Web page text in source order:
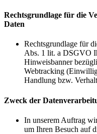
Rechtsgrundlage für die
Daten
Rechtsgrundlage für
Abs. 1 lit. a DSGVO
Hinweisbanner
Webtracking
Handlung bzw.
Zweck der
In unserem Auftrag
um Ihren Besuch auf